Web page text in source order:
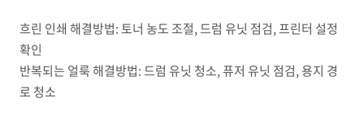
흐린 인쇄 해결방법: 토너 농도 조절, 드럼 유닛 점검, 프린터 설정
확인
반복되는 얼룩 해결방법: 드럼 유닛 청소, 퓨저 유닛 점검, 용지 경
로 청소